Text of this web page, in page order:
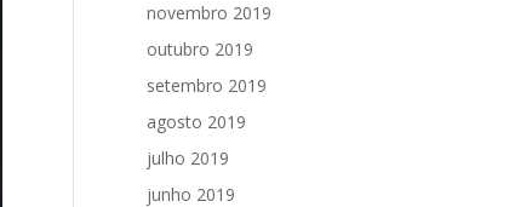
novembro 2019
outubro 2019
setembro 2019
agosto 2019
julho 2019
junho 2019